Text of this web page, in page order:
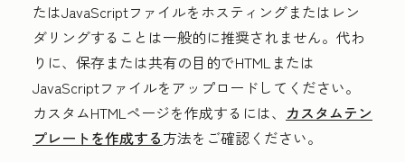
たはJavaScriptファイルをホスティングまたはレン
ダリングすることは一般的に推奨されません。代わ
りに、保存または共有の目的でHTMLまたは
JavaScriptファイルをアップロードしてください。
カスタムHTMLページを作成するには、 カスタムテン
プレートを作成する方法をご確認ください。